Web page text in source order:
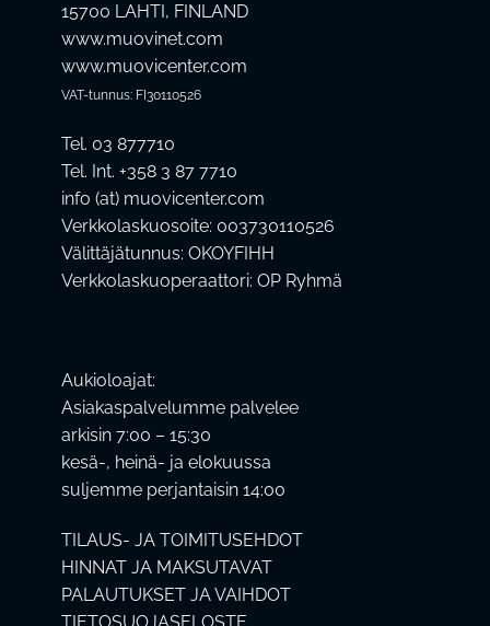
15700 LAHTI, FINLAND
www.muovinet.com
www.muovicenter.com
VAT-tunnus: FI30110526
Tel. 03 877710
Tel. Int. +358 3 87 7710
info (at) muovicenter.com
Verkkolaskuosoite: 003730110526
Välittäjätunnus: OKOYFIHH
Verkkolaskuoperaattori: OP Ryhmä
Aukioloajat:
Asiakaspalvelumme palvelee
arkisin 7:00 – 15:30
kesä-, heinä- ja elokuussa
suljemme perjantaisin 14:00
TILAUS- JA TOIMITUSEHDOT
HINNAT JA MAKSUTAVAT
PALAUTUKSET JA VAIHDOT